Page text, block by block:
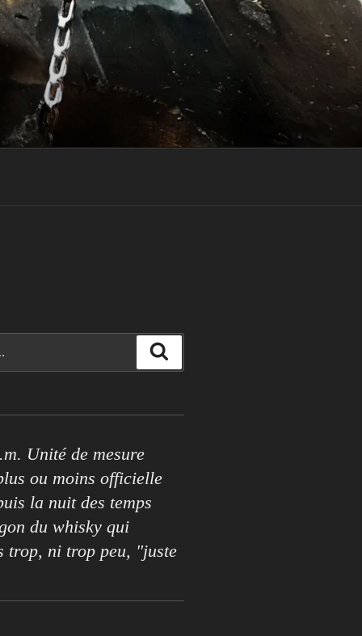
Unité de mesure
ou moins officielle
la nuit des temps
du whisky qui
trop, ni trop peu, "juste